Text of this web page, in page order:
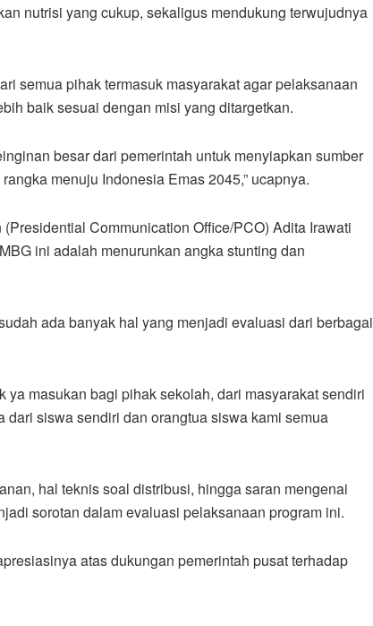
nutrisi yang cukup, sekaligus mendukung terwujudnya
semua pihak termasuk masyarakat agar pelaksanaan
baik sesuai dengan misi yang ditargetkan.
besar dari pemerintah untuk menyiapkan sumber
menuju Indonesia Emas 2045,” ucapnya.
Communication Office/PCO) Adita Irawati
ini adalah menurunkan angka stunting dan
ada banyak hal yang menjadi evaluasi dari berbagai
ya masukan bagi pihak sekolah, dari masyarakat sendiri
siswa sendiri dan orangtua siswa kami semua
hal teknis soal distribusi, hingga saran mengenai
sorotan dalam evaluasi pelaksanaan program ini.
atas dukungan pemerintah pusat terhadap